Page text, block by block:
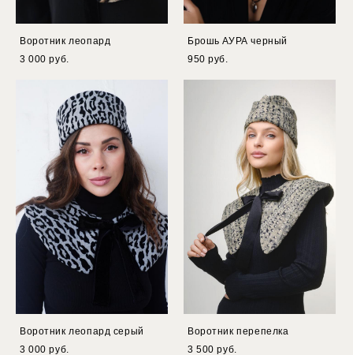
Воротник леопард
3 000 pуб.
Брошь АУРА черный
950 pуб.
Воротник леопард серый
3 000 pуб.
Воротник перепелка
3 500 pуб.